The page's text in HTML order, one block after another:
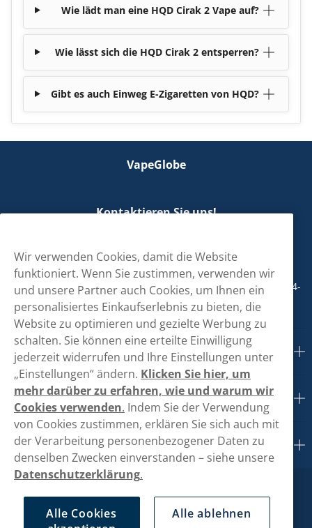
Wie lädt man eine HQD Cirak 2 Vape auf?
Wie lässt sich die HQD Cirak 2 entsperren?
Gibt es auch Einweg E-Zigaretten von HQD?
VapeGlobe
Kontaktieren Sie uns!
+498001800890
Mo/Di/Fr: 09-17 Uhr (Pause 12-13) Mi/Do: 10-19 Uhr (Pause 14-
15)
Kundendienst
Links
Über uns
Wir verwenden Cookies, damit die Website
funktioniert. Wenn Sie zustimmen, verwenden wir
und unsere Partner auch Cookies, um Ihnen ein
personalisiertes Einkaufserlebnis zu bieten, die
Website zu optimieren und gezielte Werbung zu
schalten. Sie können eine erteilte Einwilligung
jederzeit widerrufen und Ihre Einstellungen unter
„Einstellungen“ ändern. Klicken Sie hier, um
mehr darüber zu erfahren, wie und warum wir
Cookies verwenden. Indem Sie der Verwendung
von Cookies zustimmen, erklären Sie sich auch mit
der Verarbeitung personenbezogener Daten zu
denselben Zwecken einverstanden – siehe unsere
Datenschutzerklärung.
Alle Cookies
Alle ablehnen